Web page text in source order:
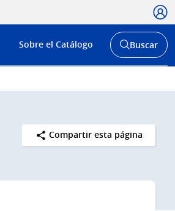
Menú
de
Sobre el Catálogo
Abrir
buscador
Buscar
Compartir esta página